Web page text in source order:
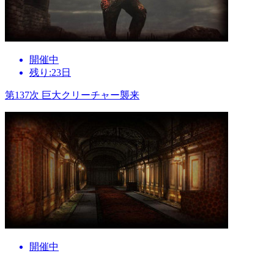
開催中
残り:23日
第137次 巨大クリーチャー襲来
開催中